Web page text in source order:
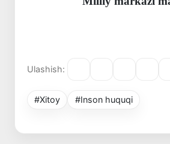
Ulashish:
#Xitoy #Inson huquqi